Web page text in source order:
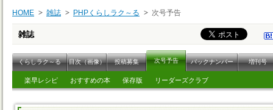
HOME 雑誌 PHPくらしラク～る 次号予告
雑誌
くらしラク～る 目次（画像） 投稿募集 次号予告 バックナンバー 増刊号
楽早レシピ おすすめの本 保存版 リーダーズクラブ